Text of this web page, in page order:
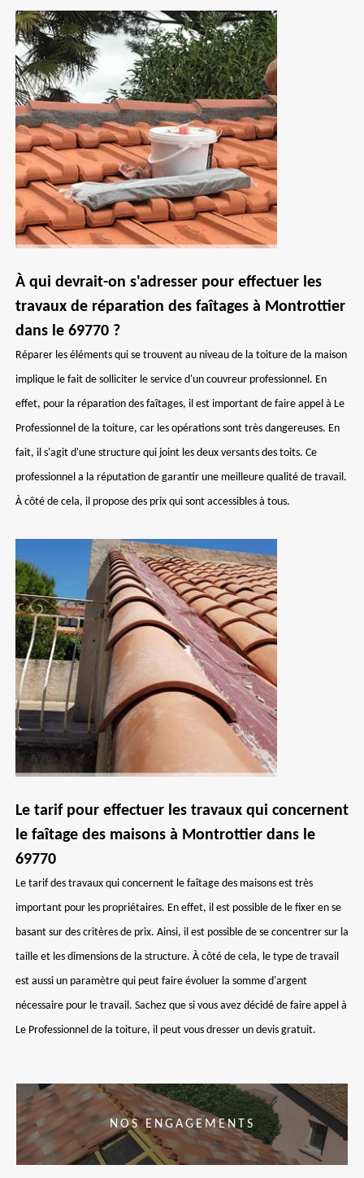
À qui devrait-on s'adresser pour effectuer les
travaux de réparation des faîtages à Montrottier
dans le 69770 ?
Réparer les éléments qui se trouvent au niveau de la toiture de la maison
implique le fait de solliciter le service d'un couvreur professionnel. En
effet, pour la réparation des faîtages, il est important de faire appel à Le
Professionnel de la toiture, car les opérations sont très dangereuses. En
fait, il s'agit d'une structure qui joint les deux versants des toits. Ce
professionnel a la réputation de garantir une meilleure qualité de travail.
À côté de cela, il propose des prix qui sont accessibles à tous.
Le tarif pour effectuer les travaux qui concernent
le faîtage des maisons à Montrottier dans le
69770
Le tarif des travaux qui concernent le faîtage des maisons est très
important pour les propriétaires. En effet, il est possible de le fixer en se
basant sur des critères de prix. Ainsi, il est possible de se concentrer sur la
taille et les dimensions de la structure. À côté de cela, le type de travail
est aussi un paramètre qui peut faire évoluer la somme d'argent
nécessaire pour le travail. Sachez que si vous avez décidé de faire appel à
Le Professionnel de la toiture, il peut vous dresser un devis gratuit.
NOS ENGAGEMENTS